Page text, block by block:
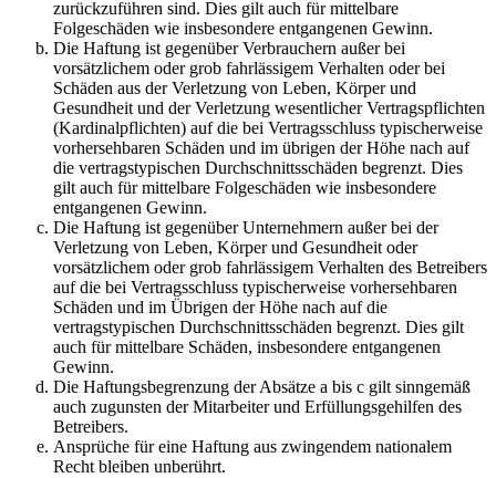
zurückzuführen sind. Dies gilt auch für mittelbare
Folgeschäden wie insbesondere entgangenen Gewinn.
Die Haftung ist gegenüber Verbrauchern außer bei
vorsätzlichem oder grob fahrlässigem Verhalten oder bei
Schäden aus der Verletzung von Leben, Körper und
Gesundheit und der Verletzung wesentlicher Vertragspflichten
(Kardinalpflichten) auf die bei Vertragsschluss typischerweise
vorhersehbaren Schäden und im übrigen der Höhe nach auf
die vertragstypischen Durchschnittsschäden begrenzt. Dies
gilt auch für mittelbare Folgeschäden wie insbesondere
entgangenen Gewinn.
Die Haftung ist gegenüber Unternehmern außer bei der
Verletzung von Leben, Körper und Gesundheit oder
vorsätzlichem oder grob fahrlässigem Verhalten des Betreibers
auf die bei Vertragsschluss typischerweise vorhersehbaren
Schäden und im Übrigen der Höhe nach auf die
vertragstypischen Durchschnittsschäden begrenzt. Dies gilt
auch für mittelbare Schäden, insbesondere entgangenen
Gewinn.
Die Haftungsbegrenzung der Absätze a bis c gilt sinngemäß
auch zugunsten der Mitarbeiter und Erfüllungsgehilfen des
Betreibers.
Ansprüche für eine Haftung aus zwingendem nationalem
Recht bleiben unberührt.